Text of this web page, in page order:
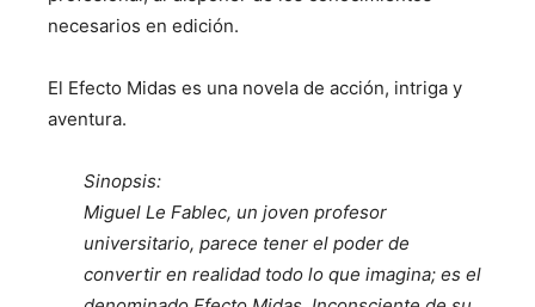
necesarios en edición.
El Efecto Midas es una novela de acción, intriga y
aventura.
Sinopsis:
Miguel Le Fablec, un joven profesor
universitario, parece tener el poder de
convertir en realidad todo lo que imagina; es el